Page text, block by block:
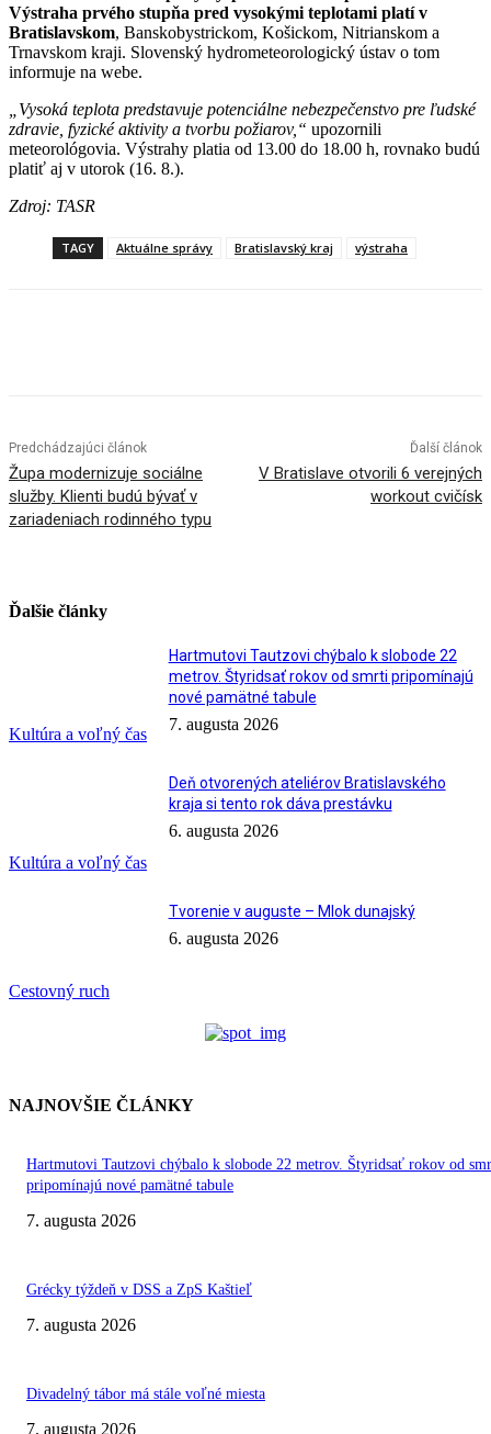
Výstraha prvého stupňa pred vysokými teplotami platí v
Bratislavskom, Banskobystrickom, Košickom, Nitrianskom a
Trnavskom kraji. Slovenský hydrometeorologický ústav o tom
informuje na webe.
„Vysoká teplota predstavuje potenciálne nebezpečenstvo pre ľudské
zdravie, fyzické aktivity a tvorbu požiarov,“ upozornili
meteorológovia. Výstrahy platia od 13.00 do 18.00 h, rovnako budú
platiť aj v utorok (16. 8.).
Zdroj: TASR
TAGY Aktuálne správy Bratislavský kraj výstraha
Predchádzajúci článok
Župa modernizuje sociálne
služby. Klienti budú bývať v
zariadeniach rodinného typu
Ďalší článok
V Bratislave otvorili 6 verejných
workout cvičísk
Ďalšie články
Kultúra a voľný čas
Hartmutovi Tautzovi chýbalo k slobode 22
metrov. Štyridsať rokov od smrti pripomínajú
nové pamätné tabule
7. augusta 2026
Kultúra a voľný čas
Deň otvorených ateliérov Bratislavského
kraja si tento rok dáva prestávku
6. augusta 2026
Cestovný ruch
Tvorenie v auguste – Mlok dunajský
6. augusta 2026
NAJNOVŠIE ČLÁNKY
Hartmutovi Tautzovi chýbalo k slobode 22 metrov. Štyridsať rokov od
pripomínajú nové pamätné tabule
7. augusta 2026
Grécky týždeň v DSS a ZpS Kaštieľ
7. augusta 2026
Divadelný tábor má stále voľné miesta
7. augusta 2026